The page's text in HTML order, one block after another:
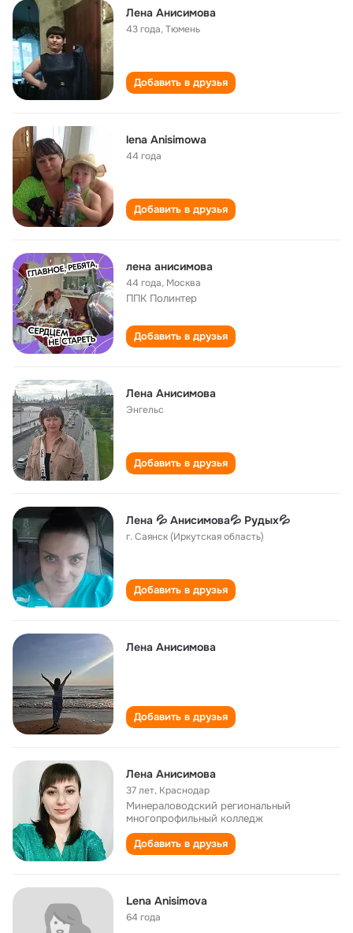
Лена Анисимова
43 года,Тюмень
Добавить в друзья
lena Anisimowa
44 года
Добавить в друзья
лена анисимова
44 года, Москва
ППК Полинтер
Добавить в друзья
Лена Анисимова
Энгельс
Добавить в друзья
Лена 💦 Анисимова💦 Рудых💦
г. Саянск (Иркутская область)
Добавить в друзья
Лена Анисимова
Добавить в друзья
Лена Анисимова
37 лет, Краснодар
Минераловодский региональный
многопрофильный колледж
Добавить в друзья
Lena Anisimova
64 года